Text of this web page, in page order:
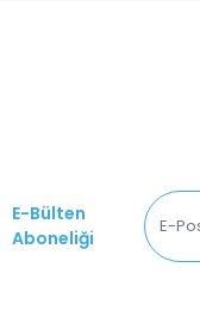
E-Bülten
Aboneliği